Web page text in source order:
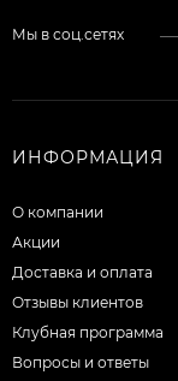
Мы в соц.сетях
ИНФОРМАЦИЯ
О компании
Акции
Доставка и оплата
Отзывы клиентов
Клубная программа
Вопросы и ответы